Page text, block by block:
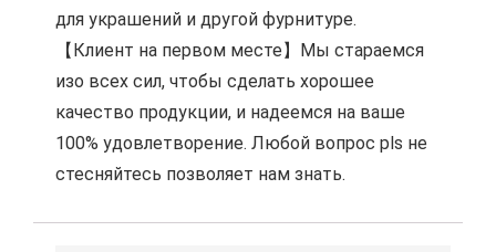
для украшений и другой фурнитуре.
【Клиент на первом месте】Мы стараемся
изо всех сил, чтобы сделать хорошее
качество продукции, и надеемся на ваше
100% удовлетворение. Любой вопрос pls не
стесняйтесь позволяет нам знать.